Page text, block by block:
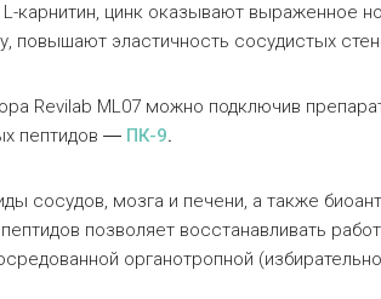
карнитин, цинк оказывают выраженное
повышают эластичность сосудистых
Rеvilab ML07 можно подключив
пептидов ― ПК-9.
сосудов, мозга и печени, а также
позволяет восстанавливать
органотропной